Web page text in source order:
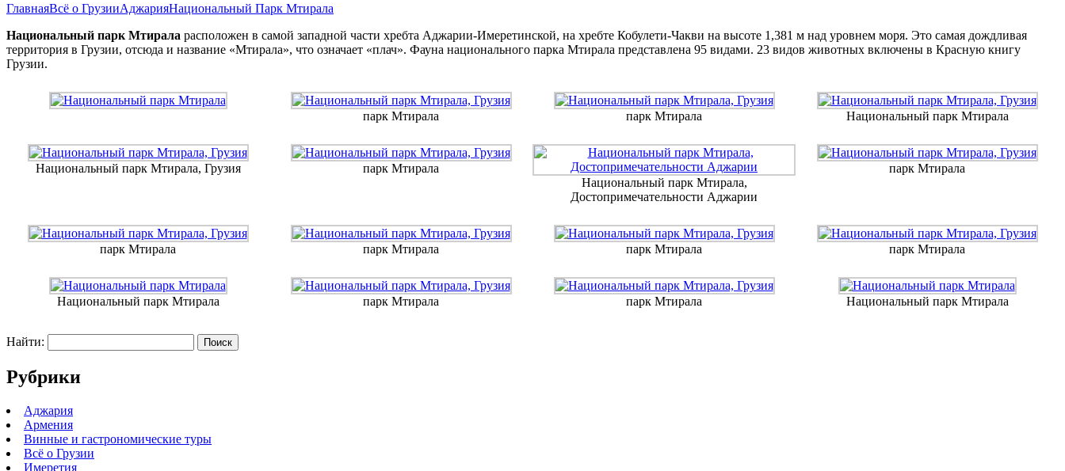
ГлавнаяВсё о ГрузииАджарияНациональный Парк Мтирала
Национальный парк Мтирала расположен в самой западной части хребта Аджарии-Имеретинской, на хребте Кобулети-Чакви на высоте 1,381 м над уровнем моря. Это самая дождливая
территория в Грузии, отсюда и название «Мтирала», что означает «плач». Фауна национального парка Мтирала представлена ​​95 видами. 23 видов животных включены в Красную книгу
Грузии.
парк Мтирала парк Мтирала Национальный парк Мтирала
Национальный парк Мтирала, Грузия
парк Мтирала
Национальный парк Мтирала,
Достопримечательности Аджарии
парк Мтирала
парк Мтирала парк Мтирала парк Мтирала парк Мтирала
Национальный парк Мтирала парк Мтирала парк Мтирала Национальный парк Мтирала
Найти:
Рубрики
Аджария
Армения
Винные и гастрономические туры
Всё о Грузии
Имеретия